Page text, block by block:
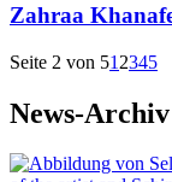
Zahraa
Seite 2 von 51 2345
News-Archiv